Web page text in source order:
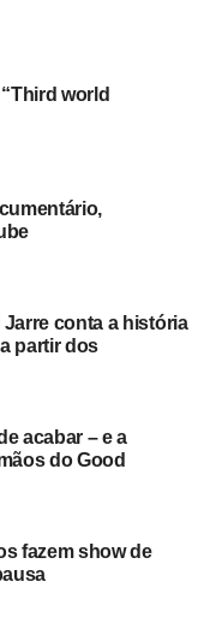
world
Jarre conta a história
partir dos
acabar – e a
do Good
fazem show de